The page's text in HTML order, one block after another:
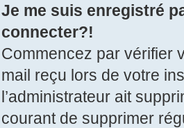
Je me suis enregistré
connecter?!
Commencez par vérifier
mail reçu lors de votre
l’administrateur ait
courant de supprimer